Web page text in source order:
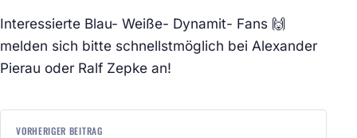
Interessierte Blau- Weiße- Dynamit- Fans 🙌
melden sich bitte schnellstmöglich bei Alexander
Pierau oder Ralf Zepke an!
BEITRAGSNAVIGATION
VORHERIGER BEITRAG